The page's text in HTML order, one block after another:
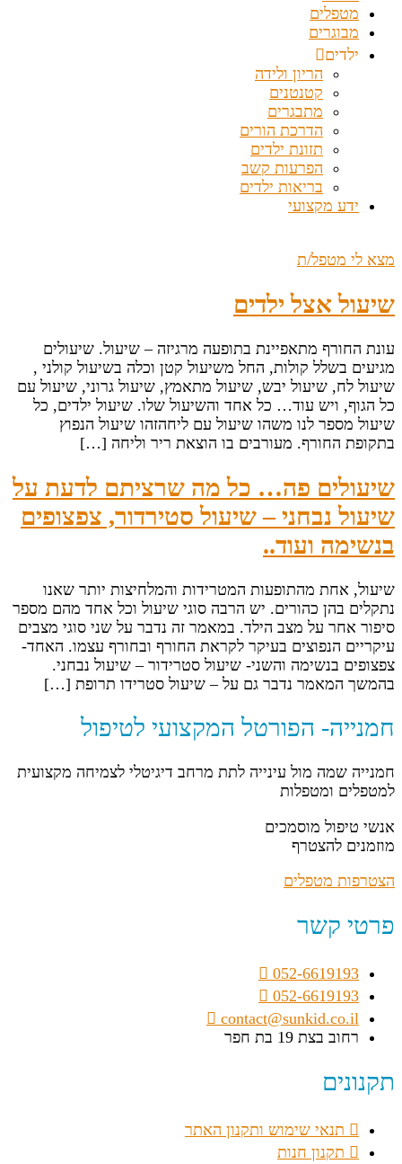
מטפלים
מבוגרים
ילדים
הריון ולידה
קטנטנים
מתבגרים
הדרכת הורים
תזונת ילדים
הפרעות קשב
בריאות ילדים
ידע מקצועי
מצא לי מטפל/ת
שיעול אצל ילדים
עונת החורף מתאפיינת בתופעה מרגיזה – שיעול. שיעולים
מגיעים בשלל קולות, החל משיעול קטן וכלה בשיעול קולני ,
שיעול לח, שיעול יבש, שיעול מתאמץ, שיעול גרוני, שיעול עם
כל הגוף, ויש עוד… כל אחד והשיעול שלו. שיעול ילדים, כל
שיעול מספר לנו משהו שיעול עם ליחהזהו שיעול הנפוץ
בתקופת החורף. מעורבים בו הוצאת ריר וליחה […]
שיעולים פה… כל מה שרציתם לדעת על
שיעול נבחני – שיעול סטירדור, צפצופים
בנשימה ועוד..
שיעול, אחת מהתופעות המטרידות והמלחיצות יותר שאנו
נתקלים בהן כהורים. יש הרבה סוגי שיעול וכל אחד מהם מספר
סיפור אחר על מצב הילד. במאמר זה נדבר על שני סוגי מצבים
עיקריים הנפוצים בעיקר לקראת החורף ובחורף עצמו. האחד-
צפצופים בנשימה והשני- שיעול סטרידור – שיעול נבחני.
בהמשך המאמר נדבר גם על – שיעול סטרידו תרופת […]
חמנייה- הפורטל המקצועי לטיפול
חמנייה שמה מול עינייה לתת מרחב דיגיטלי לצמיחה מקצועית
למטפלים ומטפלות
אנשי טיפול מוסמכים
מוזמנים להצטרף
הצטרפות מטפלים
פרטי קשר
052-6619193
052-6619193
contact@sunkid.co.il
רחוב בצת 19 בת חפר
תקנונים
תנאי שימוש ותקנון האתר
תקנון חנות